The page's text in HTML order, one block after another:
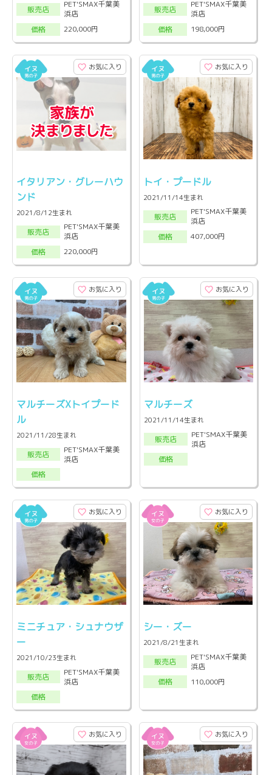
販売店
PET'SMAX千葉美
浜店
価格
220,000円
販売店
PET'SMAX千葉美
浜店
価格
198,000円
お気に入り
イタリアン・グレーハウ
ンド
2021/8/12生まれ
販売店
PET'SMAX千葉美
浜店
価格
220,000円
お気に入り
トイ・プードル
2021/11/14生まれ
販売店
PET'SMAX千葉美
浜店
価格
407,000円
お気に入り
マルチーズXトイプード
ル
2021/11/28生まれ
販売店
PET'SMAX千葉美
浜店
価格
お気に入り
マルチーズ
2021/11/14生まれ
販売店
PET'SMAX千葉美
浜店
価格
お気に入り
ミニチュア・シュナウザ
ー
2021/10/23生まれ
販売店
PET'SMAX千葉美
浜店
価格
お気に入り
シー・ズー
2021/8/21生まれ
販売店
PET'SMAX千葉美
浜店
価格
110,000円
お気に入り お気に入り